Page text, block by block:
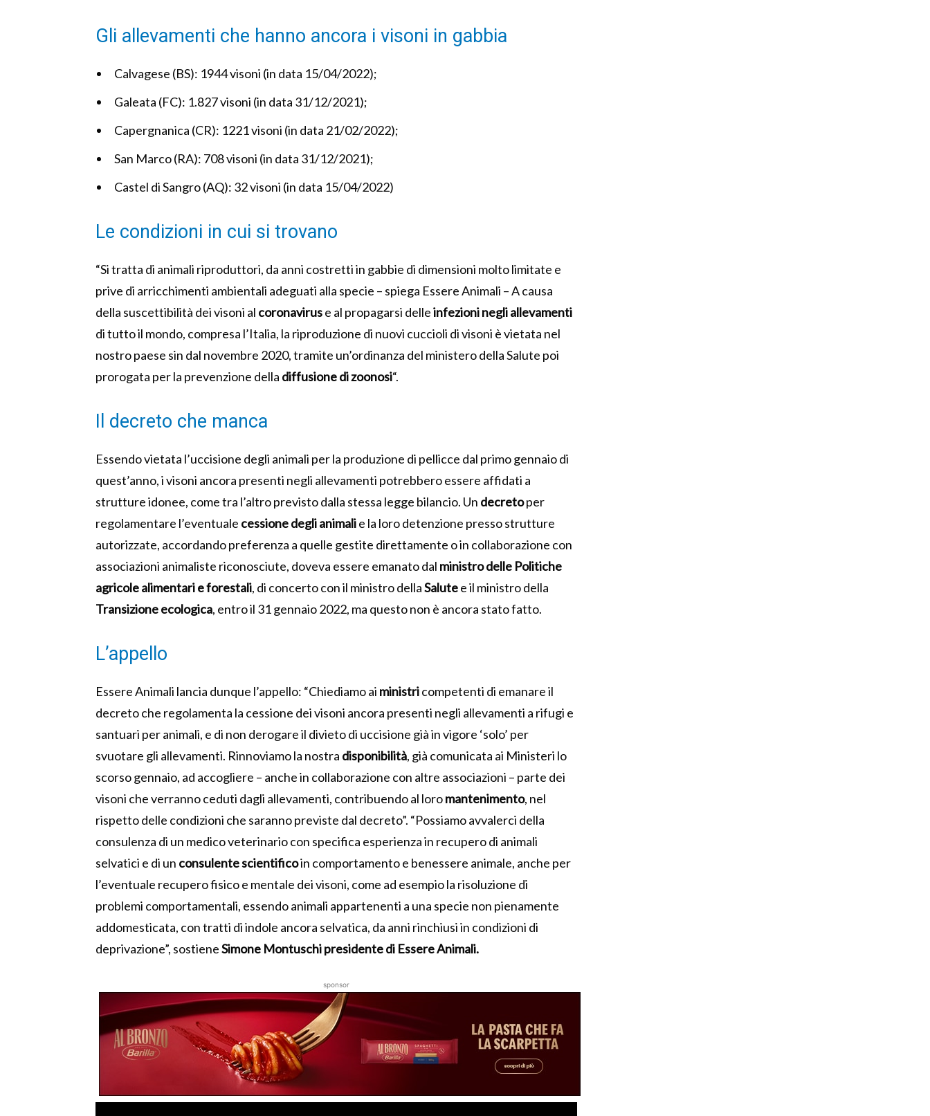
Gli allevamenti che hanno ancora i visoni in gabbia
Calvagese (BS): 1944 visoni (in data 15/04/2022);
Galeata (FC): 1.827 visoni (in data 31/12/2021);
Capergnanica (CR): 1221 visoni (in data 21/02/2022);
San Marco (RA): 708 visoni (in data 31/12/2021);
Castel di Sangro (AQ): 32 visoni (in data 15/04/2022)
Le condizioni in cui si trovano
“Si tratta di animali riproduttori, da anni costretti in gabbie di dimensioni molto limitate e
prive di arricchimenti ambientali adeguati alla specie – spiega Essere Animali – A causa
della suscettibilità dei visoni al coronaviruse al propagarsi delleinfezioni negli allevamenti
di tutto il mondo, compresa l’Italia, la riproduzione di nuovi cuccioli di visoni è vietata nel
nostro paese sin dal novembre 2020, tramite un’ordinanza del ministero della Salute poi
prorogata per la prevenzione della diffusione di zoonosi“.
Il decreto che manca
Essendo vietata l’uccisione degli animali per la produzione di pellicce dal primo gennaio di
quest’anno, i visoni ancora presenti negli allevamenti potrebbero essere affidati a
strutture idonee, come tra l’altro previsto dalla stessa legge bilancio. Un decretoper
regolamentare l’eventuale cessione degli animalie la loro detenzione presso strutture
autorizzate, accordando preferenza a quelle gestite direttamente o in collaborazione con
associazioni animaliste riconosciute, doveva essere emanato dal ministro delle Politiche
agricole alimentari e forestali, di concerto con il ministro dellaSalutee il ministro della
Transizione ecologica, entro il 31 gennaio 2022, ma questo non è ancora stato fatto.
L’appello
Essere Animali lancia dunque l’appello: “Chiediamo ai ministricompetenti di emanare il
decreto che regolamenta la cessione dei visoni ancora presenti negli allevamenti a rifugi e
santuari per animali, e di non derogare il divieto di uccisione già in vigore ‘solo’ per
svuotare gli allevamenti. Rinnoviamo la nostra disponibilità, già comunicata ai Ministeri lo
scorso gennaio, ad accogliere – anche in collaborazione con altre associazioni – parte dei
visoni che verranno ceduti dagli allevamenti, contribuendo al loromantenimento, nel
rispetto delle condizioni che saranno previste dal decreto”. “Possiamo avvalerci della
consulenza di un medico veterinario con specifica esperienza in recupero di animali
selvatici e di un consulente scientificoin comportamento e benessere animale, anche per
l’eventuale recupero fisico e mentale dei visoni, come ad esempio la risoluzione di
problemi comportamentali, essendo animali appartenenti a una specie non pienamente
addomesticata, con tratti di indole ancora selvatica, da anni rinchiusi in condizioni di
deprivazione”, sostieneSimone Montuschi presidente di Essere Animali.
sponsor